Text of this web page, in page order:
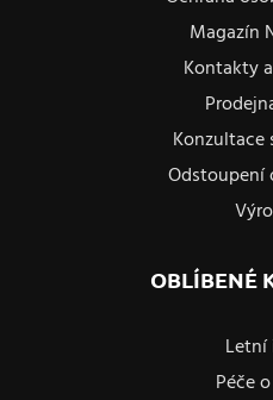
Magazín
Kontakty
Konzultace
Odstoupení
OBLÍBENÉ
Letní
Péče